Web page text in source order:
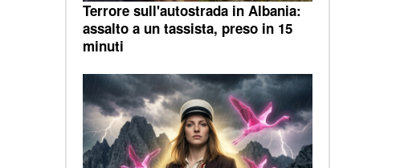
Terrore sull'autostrada in Albania:
assalto a un tassista, preso in 15
minuti